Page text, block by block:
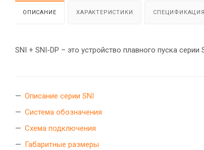
ОПИСАНИЕ ХАРАКТЕРИСТИКИ СПЕЦИФИКАЦИЯ
Описание серии SNI
Система обозначения
Схема подключения
Габаритные размеры